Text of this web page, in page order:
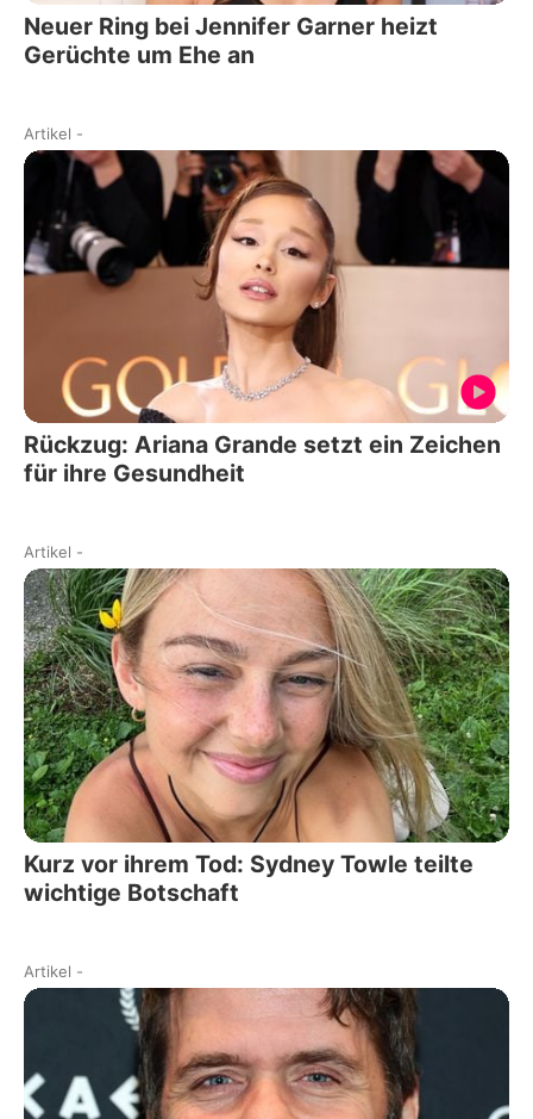
Neuer Ring bei Jennifer Garner heizt
Gerüchte um Ehe an
Artikel -
Rückzug: Ariana Grande setzt ein Zeichen
für ihre Gesundheit
Artikel -
Kurz vor ihrem Tod: Sydney Towle teilte
wichtige Botschaft
Artikel -